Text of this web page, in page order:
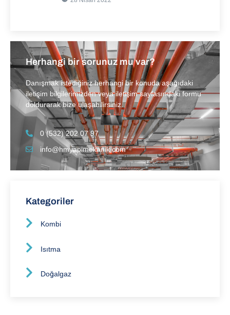
Herhangi bir sorunuz mu var?
Danışmak istediğiniz herhangi bir konuda aşağıdaki
iletişim bilgilerimizden veya iletişim sayfasındaki formu
doldurarak bize ulaşabilirsiniz.
0 (532) 202 07 97
info@hmyapimekanik.com
Kategoriler
Kombi
Isıtma
Doğalgaz